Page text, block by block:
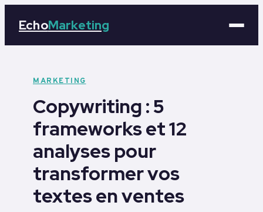
EchoMarketing
Business
Éducation
Emploi
MARKETING
Copywriting : 5
frameworks et 12
analyses pour
transformer vos
textes en ventes